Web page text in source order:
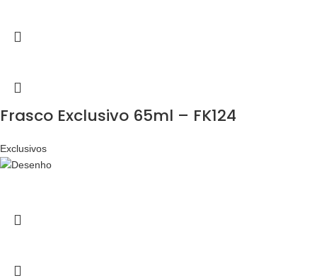
Frasco Exclusivo 65ml – FK124
Exclusivos